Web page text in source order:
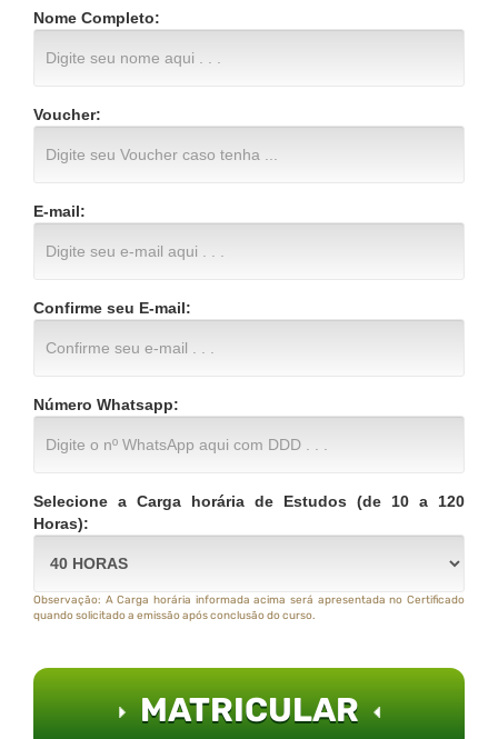
Nome Completo:
Voucher:
E-mail:
Confirme seu E-mail:
Número Whatsapp:
Selecione a Carga horária de Estudos (de 10 a 120
Horas):
Observação: A Carga horária informada acima será apresentada no Certificado
quando solicitado a emissão após conclusão do curso.
MATRICULAR